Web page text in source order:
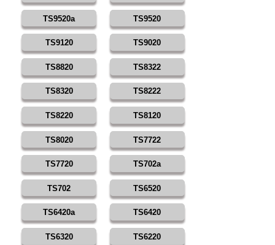
TS9520a TS9520
TS9120 TS9020
TS8820 TS8322
TS8320 TS8222
TS8220 TS8120
TS8020 TS7722
TS7720 TS702a
TS702 TS6520
TS6420a TS6420
TS6320 TS6220